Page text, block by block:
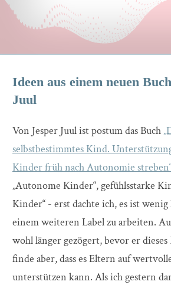
Ideen aus einem neuen
Juul
Von Jesper Juul ist postum das Buch
selbstbestimmtes Kind.
Kinder früh nach Autonomie
„Autonome Kinder“, gefühlsstarke
Kinder“ - erst dachte ich, es ist
einem weiteren Label zu arbeiten.
wohl länger gezögert, bevor er dieses
finde aber, dass es Eltern auf
unterstützen kann. Als ich gestern